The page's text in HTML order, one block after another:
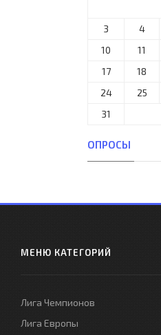
3
4
10
11
17
18
24
25
31
ОПРОСЫ
МЕНЮ КАТЕГОРИЙ
Лига Чемпионов
Лига Европы